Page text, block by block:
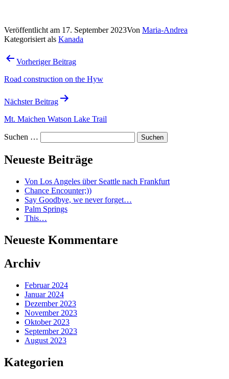
Veröffentlicht am 17. September 2023Von Maria-Andrea
Kategorisiert als Kanada
Beitragsnavigation
Vorheriger Beitrag
Road construction on the Hyw
Nächster Beitrag
Mt. Maichen Watson Lake Trail
Suchen …
Neueste Beiträge
Von Los Angeles über Seattle nach Frankfurt
Chance Encounter;))
Say Goodbye, we never forget…
Palm Springs
This…
Neueste Kommentare
Archiv
Februar 2024
Januar 2024
Dezember 2023
November 2023
Oktober 2023
September 2023
August 2023
Kategorien